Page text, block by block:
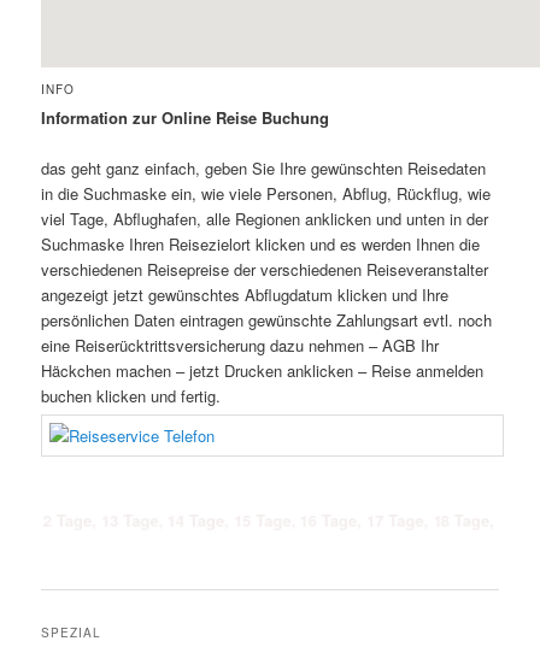
INFO
Information zur Online Reise Buchung
das geht ganz einfach, geben Sie Ihre gewünschten Reisedaten
in die Suchmaske ein, wie viele Personen, Abflug, Rückflug, wie
viel Tage, Abflughafen, alle Regionen anklicken und unten in der
Suchmaske Ihren Reisezielort klicken und es werden Ihnen die
verschiedenen Reisepreise der verschiedenen Reiseveranstalter
angezeigt jetzt gewünschtes Abflugdatum klicken und Ihre
persönlichen Daten eintragen gewünschte Zahlungsart evtl. noch
eine Reiserücktrittsversicherung dazu nehmen – AGB Ihr
Häckchen machen – jetzt Drucken anklicken – Reise anmelden
buchen klicken und fertig.
SPEZIAL